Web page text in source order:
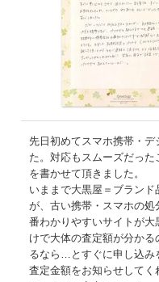
先日初めてスマホ携帯・
た。対応もスムーズだっ
を書かせて頂きました。
いままで大黒屋＝ブラン
が、古い携帯・スマホの
番わかりやすいサイトが
けで大体の査定額が分か
るなら…とすぐに申し込み
査定金額をお知らせして